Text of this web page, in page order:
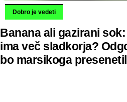
Dobro je vedeti
Banana ali gazirani
ima več sladkorja?
bo marsikoga presenetil